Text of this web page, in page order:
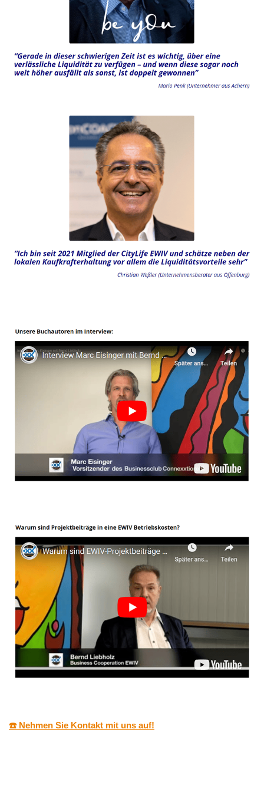
☎️ Nehmen Sie Kontakt mit uns auf!